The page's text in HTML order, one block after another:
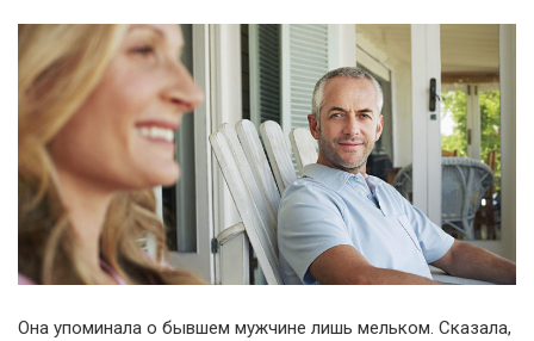
Она упоминала о бывшем мужчине лишь мельком. Сказала,